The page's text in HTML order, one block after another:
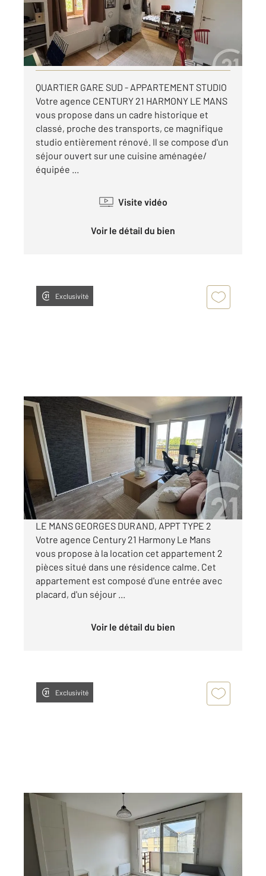
434,97 €
par mois charges comprises
Visiter le site dédié
QUARTIER GARE SUD - APPARTEMENT STUDIO
Votre agence CENTURY 21 HARMONY LE MANS
vous propose dans un cadre historique et
classé, proche des transports, ce magnifique
studio entièrement rénové. Il se compose d'un
séjour ouvert sur une cuisine aménagée/
équipée ...
Visite vidéo
Voir le détail du bien
Exclusivité
LE MANS 72
40,50 m , 2 pièces
Ref : 44464
Appartement F1 Bis à louer
645 €
par mois charges comprises
LE MANS GEORGES DURAND, APPT TYPE 2
Votre agence Century 21 Harmony Le Mans
vous propose à la location cet appartement 2
pièces situé dans une résidence calme. Cet
appartement est composé d'une entrée avec
placard, d'un séjour ...
Voir le détail du bien
Exclusivité
LE MANS 72
, 1 pièce
Ref : 44539
Appartement Studio à louer